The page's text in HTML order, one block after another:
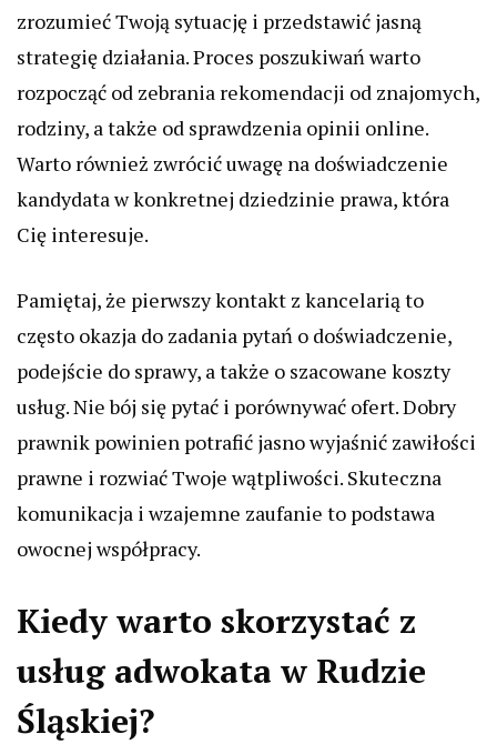
zrozumieć Twoją sytuację i przedstawić jasną
strategię działania. Proces poszukiwań warto
rozpocząć od zebrania rekomendacji od znajomych,
rodziny, a także od sprawdzenia opinii online.
Warto również zwrócić uwagę na doświadczenie
kandydata w konkretnej dziedzinie prawa, która
Cię interesuje.
Pamiętaj, że pierwszy kontakt z kancelarią to
często okazja do zadania pytań o doświadczenie,
podejście do sprawy, a także o szacowane koszty
usług. Nie bój się pytać i porównywać ofert. Dobry
prawnik powinien potrafić jasno wyjaśnić zawiłości
prawne i rozwiać Twoje wątpliwości. Skuteczna
komunikacja i wzajemne zaufanie to podstawa
owocnej współpracy.
Kiedy warto skorzystać z
usług adwokata w Rudzie
Śląskiej?